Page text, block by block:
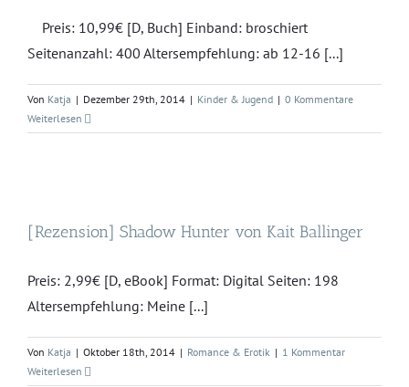
Preis: 10,99€ [D, Buch] Einband: broschiert
Seitenanzahl: 400 Altersempfehlung: ab 12-16 [...]
Von Katja | Dezember 29th, 2014 | Kinder & Jugend | 0 Kommentare
Weiterlesen
[Rezension] Shadow Hunter von Kait Ballinger
Preis: 2,99€ [D, eBook] Format: Digital Seiten: 198
Altersempfehlung: Meine [...]
Von Katja | Oktober 18th, 2014 | Romance & Erotik | 1 Kommentar
Weiterlesen